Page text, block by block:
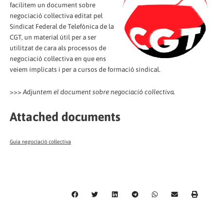
facilitem un document sobre
negociació col·lectiva editat pel
Sindicat Federal de Telefònica de la
CGT, un material útil per a ser
utilitzat de cara als processos de
negociació col·lectiva en que ens
veiem implicats i per a cursos de formació sindical.
>>> Adjuntem el document sobre negociació col·lectiva.
Attached documents
Guia negociació col·lectiva